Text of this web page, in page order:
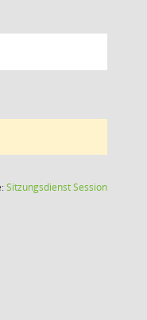
SitzungsdienstSession(Wird in